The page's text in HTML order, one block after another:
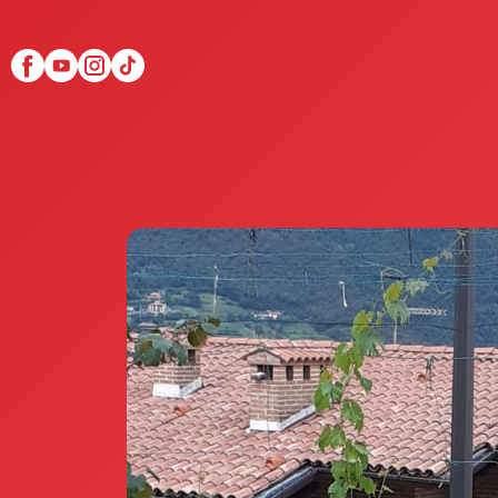
Scopri Club di Più
Le testimonianze
La fondatrice Valeria